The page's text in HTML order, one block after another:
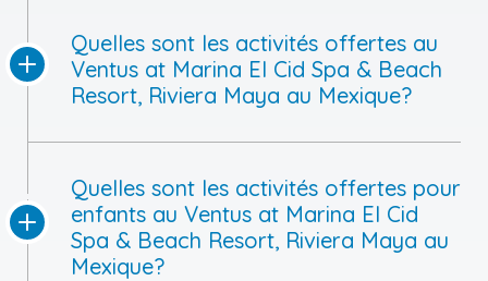
Quelles sont les activités offertes au
Ventus at Marina El Cid Spa & Beach
Resort, Riviera Maya au Mexique?
Quelles sont les activités offertes pour
enfants au Ventus at Marina El Cid
Spa & Beach Resort, Riviera Maya au
Mexique?